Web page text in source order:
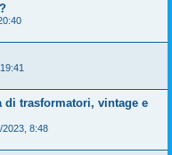
di trasformatori, vintage e
2023, 8:48